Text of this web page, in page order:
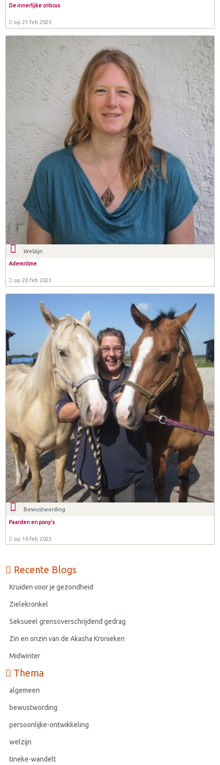
De innerlijke criticus
op 21 feb 2023
Welzijn
Ademritme
op 20 feb 2023
Bewustwording
Paarden en pony's
op 19 feb 2023
Recente Blogs
Kruiden voor je gezondheid
Zielekronkel
Seksueel grensoverschrijdend gedrag
Zin en onzin van de Akasha Kronieken
Midwinter
Thema
algemeen
bewustwording
persoonlijke-ontwikkeling
welzijn
tineke-wandelt